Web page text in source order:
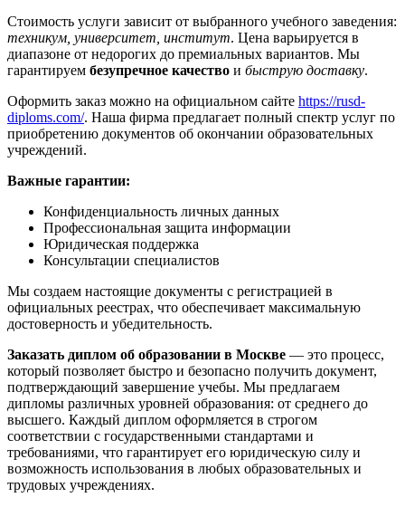
Стоимость услуги зависит от выбранного учебного заведения:
техникум, университет, институт. Цена варьируется в
диапазоне от недорогих до премиальных вариантов. Мы
гарантируем безупречное качество и быструю доставку.
Оформить заказ можно на официальном сайте https://rusd-
diploms.com/. Наша фирма предлагает полный спектр услуг по
приобретению документов об окончании образовательных
учреждений.
Важные гарантии:
Конфиденциальность личных данных
Профессиональная защита информации
Юридическая поддержка
Консультации специалистов
Мы создаем настоящие документы с регистрацией в
официальных реестрах, что обеспечивает максимальную
достоверность и убедительность.
Заказать диплом об образовании в Москве — это процесс,
который позволяет быстро и безопасно получить документ,
подтверждающий завершение учебы. Мы предлагаем
дипломы различных уровней образования: от среднего до
высшего. Каждый диплом оформляется в строгом
соответствии с государственными стандартами и
требованиями, что гарантирует его юридическую силу и
возможность использования в любых образовательных и
трудовых учреждениях.